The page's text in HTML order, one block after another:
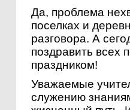
Да, проблема
поселках и
разговора. А
поздравить всех
праздником!
Уважаемые
служению